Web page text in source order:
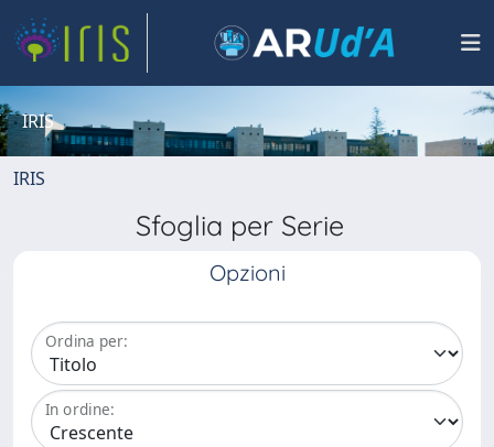
IRIS
IRIS
Sfoglia per Serie
Opzioni
Ordina per:
In ordine: